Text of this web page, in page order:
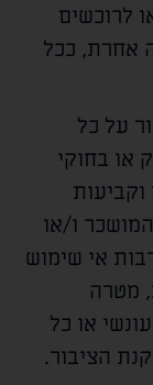
לרוכשים
אחרת, ככל
על כל
או בחוקי
וקביעות
ו/או
אי שימוש
מטרה
או כל
הציבור.